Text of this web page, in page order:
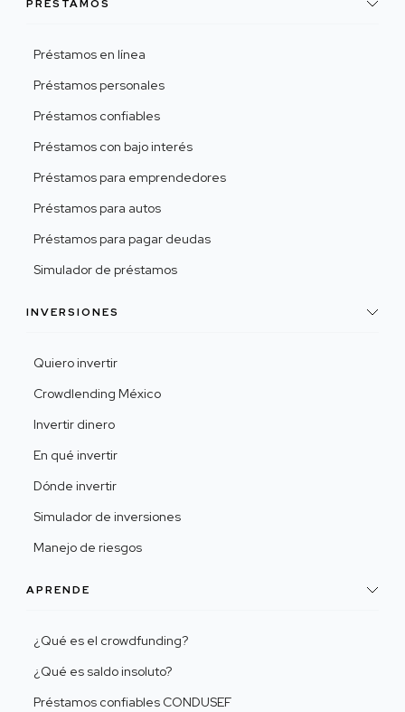
PRÉSTAMOS
Préstamos en línea
Préstamos personales
Préstamos confiables
Préstamos con bajo interés
Préstamos para emprendedores
Préstamos para autos
Préstamos para pagar deudas
Simulador de préstamos
INVERSIONES
Quiero invertir
Crowdlending México
Invertir dinero
En qué invertir
Dónde invertir
Simulador de inversiones
Manejo de riesgos
APRENDE
¿Qué es el crowdfunding?
¿Qué es saldo insoluto?
Préstamos confiables CONDUSEF